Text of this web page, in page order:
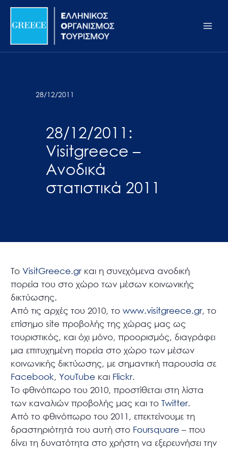
Σημείωση:
ιστότοπος
προσβασιμότητας.
Μετάβαση
περιεχόμενο
28/12/2011
28/12/2011:
Visitgreece –
Ανοδικά
στατιστικά 2011
ToVisitGreece.grκαι η συνεχόμενα ανοδική
πορεία του στο χώρο των μέσων κοινωνικής
δικτύωσης.
Από τις αρχές του 2010, τοwww.visitgreece.gr, το
επίσημο site προβολής της χώρας μας ως
τουριστικός, και όχι μόνο, προορισμός, διαγράφει
μια επιτυχημένη πορεία στο χώρο των μέσων
κοινωνικής δικτύωσης, με σημαντική παρουσία σε
Facebook,YouTube και Flickr.
Το φθινόπωρο του 2010, προστίθεται στη λίστα
των καναλιών προβολής μας και τοTwitter.
Από το φθινόπωρο του 2011, επεκτείνουμε τη
δραστηριότητά του αυτή στο Foursquare – που
δίνει τη δυνατότητα στο χρήστη να εξερευνήσει την